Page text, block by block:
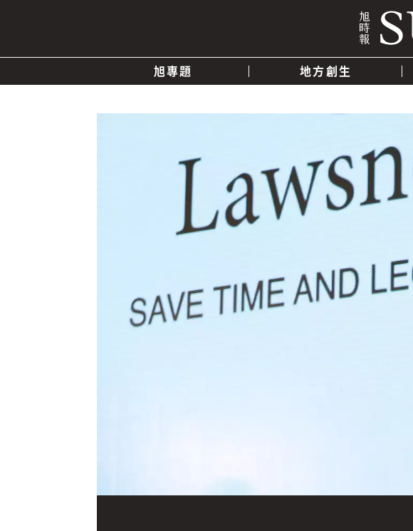
旭專題 地方創生
快速連結